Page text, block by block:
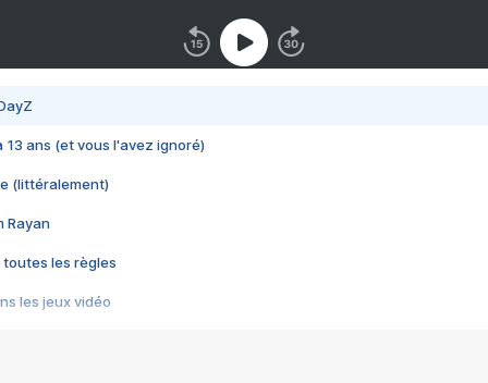
13 ans (et vous l'avez ignoré)
(littéralement)
Rayan
toutes les règles
les jeux vidéo